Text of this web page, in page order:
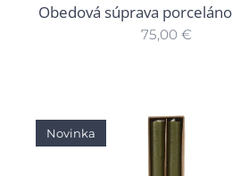
Obedová súprava
75,00 €
Novinka